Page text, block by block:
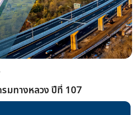
มทางหลวง ปีที่ 107